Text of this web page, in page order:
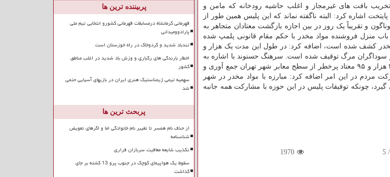
بافت های غیرمجاز و اغلب حاشیه رودخانه که مامن و
اشاره کرد: البته ناگفته نماند که این پلیس همین طور از
و تقریباً یک روز در بین اجازه بازگشت معتادان متجاهر به
این منطقه را نداده است و در این در شش ماهه نخست سال جاری تابحال ۴۳ باب منزل فروشنده مواد مخدر با حکم مقام قانونی پلمپ شده
خرده فروشان قریب به ۵ تن و ۴۶۲ کیلوگرم مواد مخدر کشف شده است، اضافه کرد: در طول این مدت یک هزار و
و سوداگران مرگ توقیف شده است. سرهنگ حسنوند با اشاره به
انهدام ۲۸ باند قاچاق مواد مخدر در شش ماه گذشته، اشاره کرد: دراین مدت ۲۶ هزار و ۹۵ معتاد پرخطر از سطح معابر شهر تهران جمع آوری و
مردم در این امر اضافه کرد: مبارزه با مواد مخدر در شهر
چونکه توفیقات پلیس در این حوزه با مشارکت همه جانبه
/
5
1970
پربیننده ترین ها
قهرمانی کرمانشاه درمسابقات قهرمانی کشورو انتخابی تیم ملی
پارادوومیدانی
تندباد شدید و گردوخاک در راه خوزستان است
اخطار بارندگی های رگباری و وزش باد شدید در اغلب مناطق
کشور
سهمیه تیمی ژیمناستیک هنری ایران در بازیهای آسیایی حتمی
شد
پربحث ترین ها
از حذف نام همسر تا تغییر نام خانوادگی اما و اگرهای تعویض
شناسنامه
تکذیب شایعه معافیت سربازان فراری
سقوط یک هواپیمای کوچک در جنوب پرو 13 کشته بر جای
گذاشت